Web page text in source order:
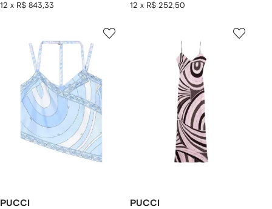
12 x R$ 843,33 12 x R$ 252,50
PUCCI PUCCI